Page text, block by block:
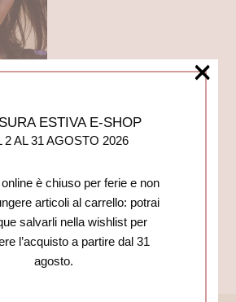
ESTIVA E-SHOP
2 AL 31 AGOSTO 2026
è chiuso per ferie e non
articoli al carrello: potrai
salvarli nella wishlist per
l’acquisto a partire dal 31
agosto.
×